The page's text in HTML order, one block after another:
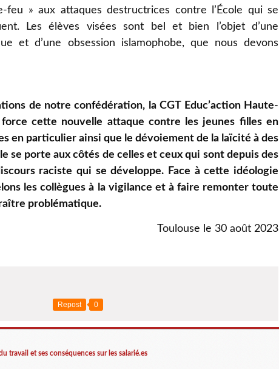
feu » aux attaques destructrices contre l’École qui se
Les élèves visées sont bel et bien l’objet d’une
et d’une obsession islamophobe, que nous devons
de notre confédération, la CGT Educ’action Haute-
cette nouvelle attaque contre les jeunes filles en
en particulier ainsi que le dévoiement de la laïcité à des
se porte aux côtés de celles et ceux qui sont depuis des
raciste qui se développe. Face à cette idéologie
les collègues à la vigilance et à faire remonter toute
problématique.
Toulouse le 30 août 2023
Repost 0
travail et ses conséquences sur les salarié.es